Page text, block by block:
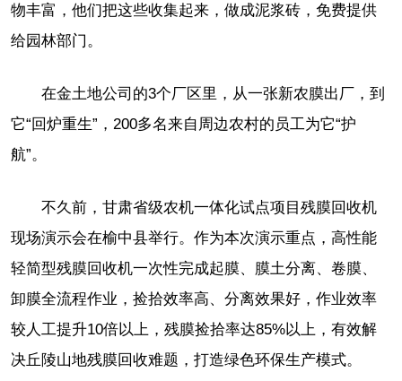
物丰富，他们把这些收集起来，做成泥浆砖，免费提供
给园林部门。
在金土地公司的3个厂区里，从一张新农膜出厂，到
它“回炉重生”，200多名来自周边农村的员工为它“护
航”。
不久前，甘肃省级农机一体化试点项目残膜回收机
现场演示会在榆中县举行。作为本次演示重点，高性能
轻简型残膜回收机一次性完成起膜、膜土分离、卷膜、
卸膜全流程作业，捡拾效率高、分离效果好，作业效率
较人工提升10倍以上，残膜捡拾率达85%以上，有效解
决丘陵山地残膜回收难题，打造绿色环保生产模式。